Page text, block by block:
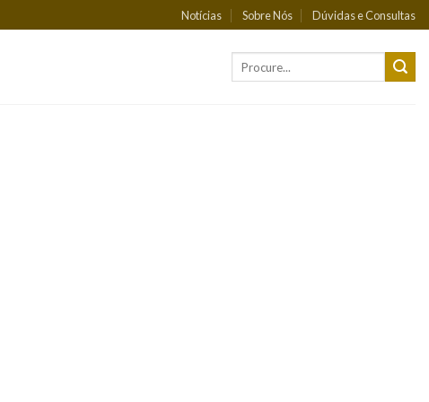
Notícias Sobre Nós Dúvidas e Consultas